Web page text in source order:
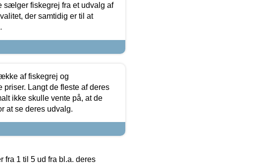
sælger fiskegrej fra et udvalg af
der samtidig er til at
af fiskegrej og
Langt de fleste af deres
ikke skulle vente på, at de
at se deres udvalg.
fra 1 til 5 ud fra bl.a. deres